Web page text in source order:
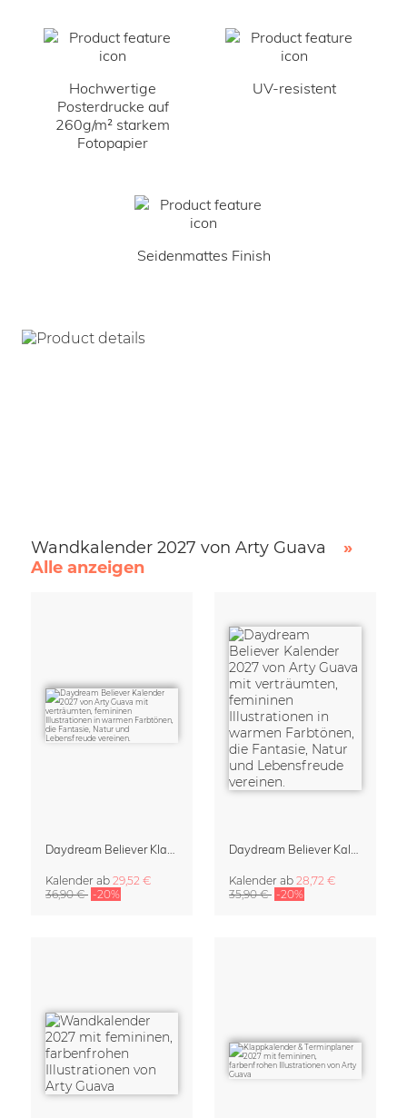
Hochwertige
Posterdrucke auf
260g/m² starkem
Fotopapier
UV-resistent
Seidenmattes Finish
Wandkalender 2027 von Arty Guava
»
Alle anzeigen
Daydream Believer Klappkalender & Terminplaner 2027 von Arty Guava
Kalender ab 29,52 €
36,90 € -20%
Daydream Believer Kalender 2027 von Arty Guava
Kalender ab 28,72 €
35,90 € -20%